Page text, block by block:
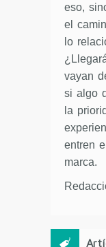
eso,
el
lo
vayan
si algo
la
entren
marca.